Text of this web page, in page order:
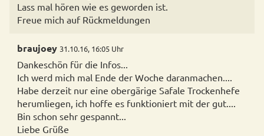
Lass mal hören wie es geworden ist.
Freue mich auf Rückmeldungen
braujoey 31.10.16, 16:05 Uhr
Dankeschön für die Infos...
Ich werd mich mal Ende der Woche daranmachen....
Habe derzeit nur eine obergärige Safale Trockenhefe
herumliegen, ich hoffe es funktioniert mit der gut....
Bin schon sehr gespannt...
Liebe Grüße